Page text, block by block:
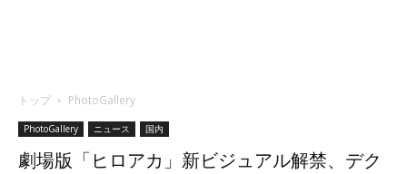
トップ PhotoGallery
PhotoGallery ニュース 国内
劇場版「ヒロアカ」新ビジュアル解禁、デク